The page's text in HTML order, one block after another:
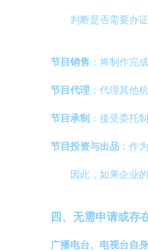
判断是否需要办
节目销售 ：将制作完
节目代理 ：代理其他
节目承制 ：接受委托
节目投资与出品 ：作
因此，如果企业
四、无需申请或存
广播电台、电视台自